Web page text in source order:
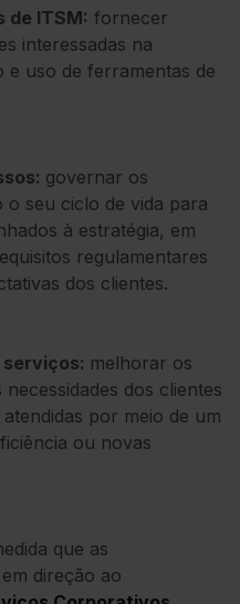
de ITSM: fornecer
interessadas na
e uso de ferramentas de
governar os
seu ciclo de vida para
à estratégia, em
regulamentares
dos clientes.
melhorar os
dos clientes
por meio de um
ou novas
que as
direção ao